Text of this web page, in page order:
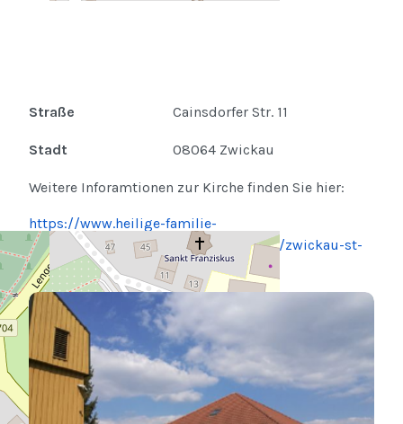
Straße Cainsdorfer Str. 11
Stadt 08064 Zwickau
Weitere Inforamtionen zur Kirche finden Sie hier:
https://www.heilige-familie-
zwickau.de/index.php/ortsgemeinden/zwickau-st-
franziskus/kirche-st-franziskus.html